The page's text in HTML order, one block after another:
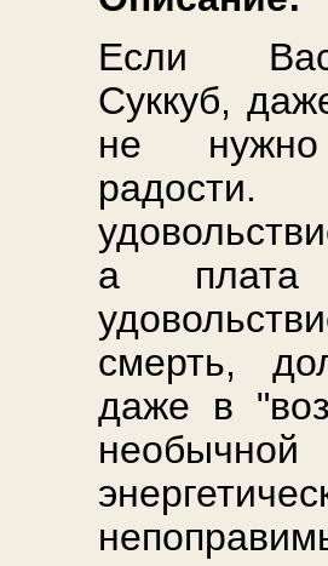
Если
Суккуб,
не
а плата
смерть,
даже в